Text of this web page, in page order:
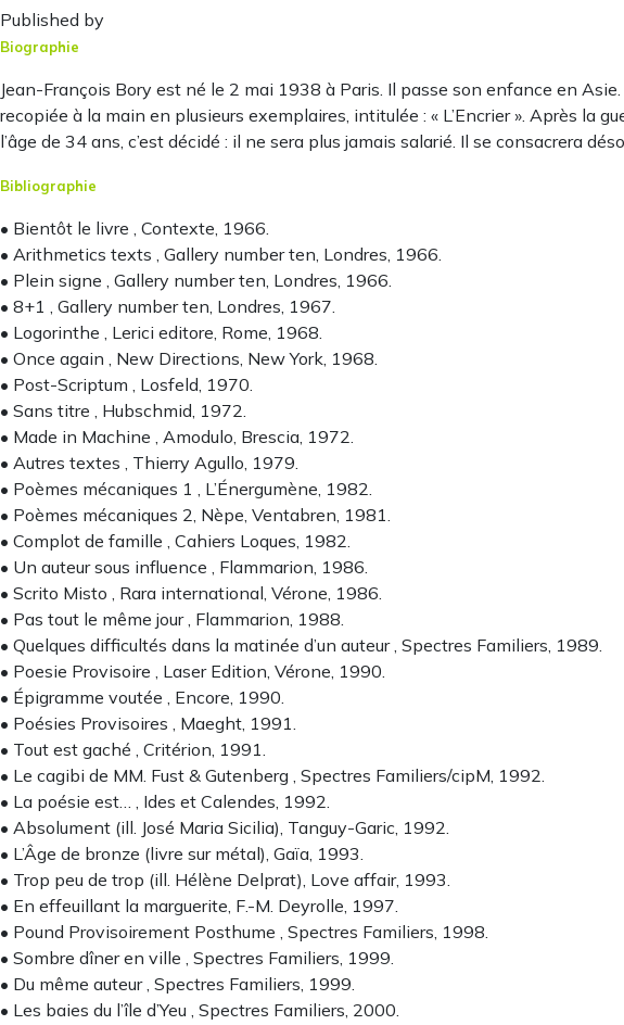
Published by
Biographie
Jean-François Bory est né le 2 mai 1938 à Paris. Il passe son enfance en
recopiée à la main en plusieurs exemplaires, intitulée : « L’Encrier ». Après la
l’âge de 34 ans, c’est décidé : il ne sera plus jamais salarié. Il se consacrera
Bibliographie
• Bientôt le livre , Contexte, 1966.
• Arithmetics texts , Gallery number ten, Londres, 1966.
• Plein signe , Gallery number ten, Londres, 1966.
• 8+1 , Gallery number ten, Londres, 1967.
• Logorinthe , Lerici editore, Rome, 1968.
• Once again , New Directions, New York, 1968.
• Post-Scriptum , Losfeld, 1970.
• Sans titre , Hubschmid, 1972.
• Made in Machine , Amodulo, Brescia, 1972.
• Autres textes , Thierry Agullo, 1979.
• Poèmes mécaniques 1 , L’Énergumène, 1982.
• Poèmes mécaniques 2, Nèpe, Ventabren, 1981.
• Complot de famille , Cahiers Loques, 1982.
• Un auteur sous influence , Flammarion, 1986.
• Scrito Misto , Rara international, Vérone, 1986.
• Pas tout le même jour , Flammarion, 1988.
• Quelques difficultés dans la matinée d’un auteur , Spectres Familiers, 1989.
• Poesie Provisoire , Laser Edition, Vérone, 1990.
• Épigramme voutée , Encore, 1990.
• Poésies Provisoires , Maeght, 1991.
• Tout est gaché , Critérion, 1991.
• Le cagibi de MM. Fust & Gutenberg , Spectres Familiers/cipM, 1992.
• La poésie est… , Ides et Calendes, 1992.
• Absolument (ill. José Maria Sicilia), Tanguy-Garic, 1992.
• L’Âge de bronze (livre sur métal), Gaïa, 1993.
• Trop peu de trop (ill. Hélène Delprat), Love affair, 1993.
• En effeuillant la marguerite, F.-M. Deyrolle, 1997.
• Pound Provisoirement Posthume , Spectres Familiers, 1998.
• Sombre dîner en ville , Spectres Familiers, 1999.
• Du même auteur , Spectres Familiers, 1999.
• Les baies du l’île d’Yeu , Spectres Familiers, 2000.